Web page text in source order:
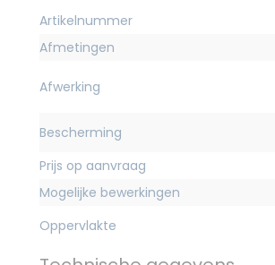
Artikelnummer
Afmetingen
Afwerking
Bescherming
Prijs op aanvraag
Mogelijke bewerkingen
Oppervlakte